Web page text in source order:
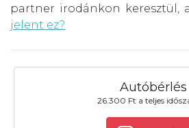
partner irodánkon keresztül,
jelent ez?
Autóbérlés
26.300 Ft a teljes